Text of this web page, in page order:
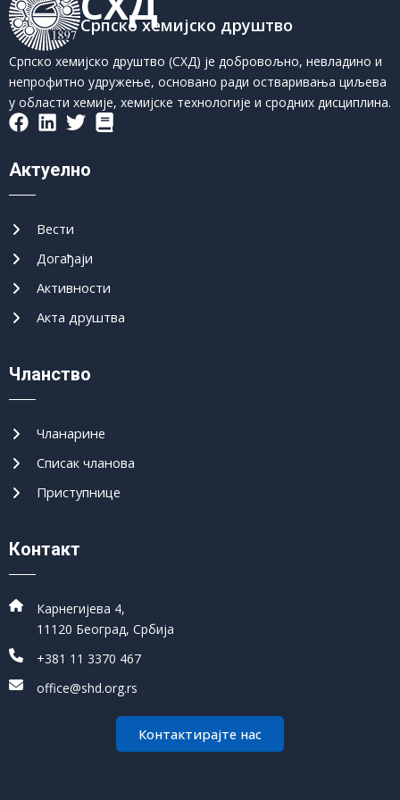
Српско хемијско друштво
Српско хемијско друштво (СХД) је добровољно, невладино и
непрофитно удружење, основано ради остваривања циљева
у области хемије, хемијске технологије и сродних дисциплина.
Актуелно
Вести
Догађаји
Активности
Акта друштва
Чланство
Чланарине
Списак чланова
Приступнице
Контакт
Карнегијева 4,
11120 Београд, Србија
+381 11 3370 467
office@shd.org.rs
Контактирајте нас